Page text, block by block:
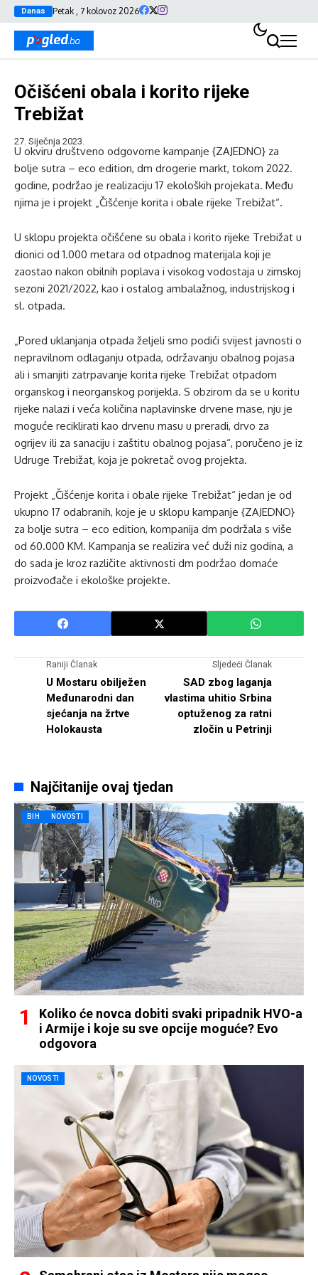
Danas Petak , 7 kolovoz 2026
Očišćeni obala i korito rijeke
Trebižat
27. Siječnja 2023.
U okviru društveno odgovorne kampanje {ZAJEDNO} za
bolje sutra – eco edition, dm drogerie markt, tokom 2022.
godine, podržao je realizaciju 17 ekoloških projekata. Među
njima je i projekt „Čišćenje korita i obale rijeke Trebižat“.
U sklopu projekta očišćene su obala i korito rijeke Trebižat u
dionici od 1.000 metara od otpadnog materijala koji je
zaostao nakon obilnih poplava i visokog vodostaja u zimskoj
sezoni 2021/2022, kao i ostalog ambalažnog, industrijskog i
sl. otpada.
„Pored uklanjanja otpada željeli smo podići svijest javnosti o
nepravilnom odlaganju otpada, održavanju obalnog pojasa
ali i smanjiti zatrpavanje korita rijeke Trebižat otpadom
organskog i neorganskog porijekla. S obzirom da se u koritu
rijeke nalazi i veća količina naplavinske drvene mase, nju je
moguće reciklirati kao drvenu masu u preradi, drvo za
ogrijev ili za sanaciju i zaštitu obalnog pojasa“, poručeno je iz
Udruge Trebižat, koja je pokretač ovog projekta.
Projekt „Čišćenje korita i obale rijeke Trebižat“ jedan je od
ukupno 17 odabranih, koje je u sklopu kampanje {ZAJEDNO}
za bolje sutra – eco edition, kompanija dm podržala s više
od 60.000 KM. Kampanja se realizira već duži niz godina, a
do sada je kroz različite aktivnosti dm podržao domaće
proizvođače i ekološke projekte.
Raniji Članak
U Mostaru obilježen
Međunarodni dan
sjećanja na žrtve
Holokausta
Sljedeći Članak
SAD zbog laganja
vlastima uhitio Srbina
optuženog za ratni
zločin u Petrinji
Najčitanije ovaj tjedan
BIH NOVOSTI
Koliko će novca dobiti svaki pripadnik HVO-a
i Armije i koje su sve opcije moguće? Evo
odgovora
NOVOSTI